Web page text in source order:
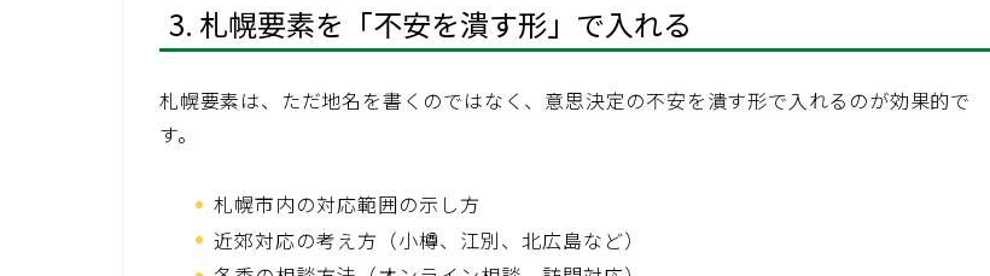
3. 札幌要素を「不安を潰す形」で入れる
札幌要素は、ただ地名を書くのではなく、意思決定の不安を潰す形で入れるのが効果的で
す。
札幌市内の対応範囲の示し方
近郊対応の考え方（小樽、江別、北広島など）